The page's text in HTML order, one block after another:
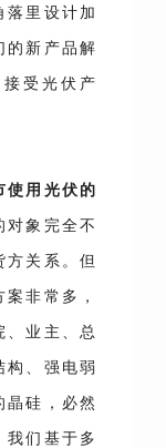
落里设计加
的新产品解
受光伏产
使用光伏的
对象完全不
方关系。但
非常多，
、业主、总
构、强电弱
晶硅，必然
我们基于多